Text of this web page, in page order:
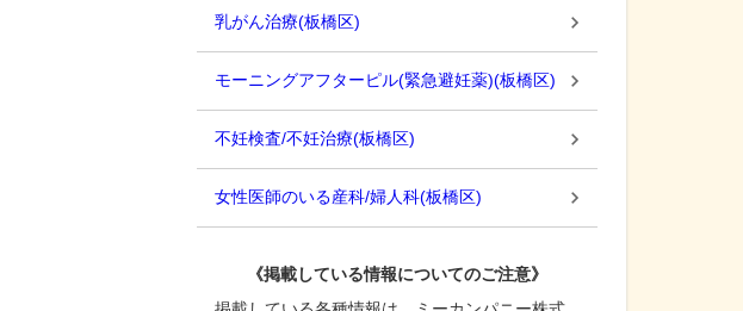
乳がん治療(板橋区)
モーニングアフターピル(緊急避妊薬)(板橋区)
不妊検査/不妊治療(板橋区)
女性医師のいる産科/婦人科(板橋区)
《掲載している情報についてのご注意》